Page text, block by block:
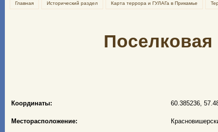
Главная Исторический раздел Карта террора и ГУЛАГа в Прикамье
Поселковая
Координаты: 60.385236,
Месторасположение: